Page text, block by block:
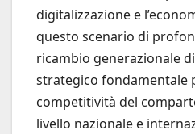
digitalizzazione e
questo scenario di
ricambio generazionale
strategico fondamentale
competitività del
livello nazionale e